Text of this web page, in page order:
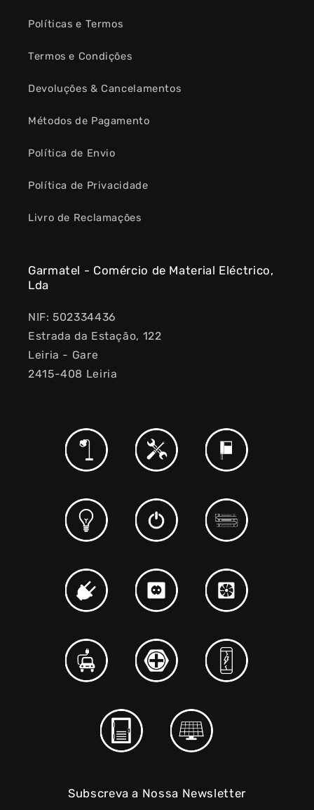
Políticas e Termos
Termos e Condições
Devoluções & Cancelamentos
Métodos de Pagamento
Política de Envio
Política de Privacidade
Livro de Reclamações
Garmatel - Comércio de Material Eléctrico,
Lda
NIF: 502334436
Estrada da Estação, 122
Leiria - Gare
2415-408 Leiria
Subscreva a Nossa Newsletter